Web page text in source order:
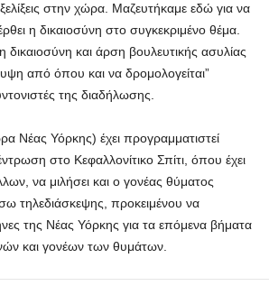
στην χώρα. Μαζευτήκαμε εδώ για να
η δικαιοσύνη στο συγκεκριμένο θέμα.
και άρση βουλευτικής ασυλίας
από όπου και να δρομολογείται”
της διαδήλωσης.
Νέας Υόρκης) έχει προγραμματιστεί
στο Κεφαλλονίτικο Σπίτι, όπου έχει
να μιλήσει και ο γονέας θύματος
τηλεδιάσκεψης, προκειμένου να
της Νέας Υόρκης για τα επόμενα βήματα
και γονέων των θυμάτων.